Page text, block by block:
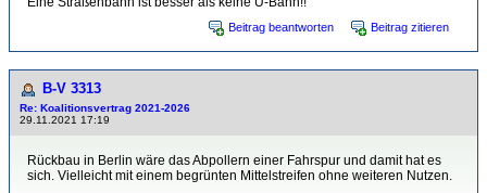
Beitrag beantworten Beitrag zitieren
B-V 3313
Re: Koalitionsvertrag 2021-2026
29.11.2021 17:19
Rückbau in Berlin wäre das Abpollern einer Fahrspur und damit hat es
sich. Vielleicht mit einem begrünten Mittelstreifen ohne weiteren Nutzen.